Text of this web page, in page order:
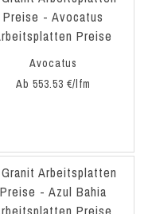
Avocatus
Ab 553.53 €/lfm